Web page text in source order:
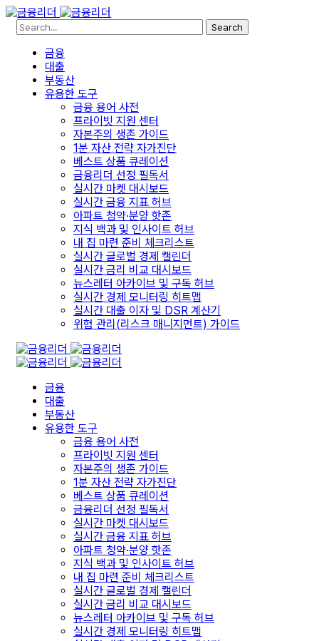
Search
금융
대출
부동산
유용한 도구
금융 용어 사전
프라이빗 지원 센터
자본주의 생존 가이드
1분 자산 전략 자가진단
베스트 상품 큐레이션
금융리더 선정 필독서
실시간 마켓 대시보드
실시간 금융 지표 허브
아파트 청약·분양 핫존
지식 백과 및 인사이트 허브
내 집 마련 준비 체크리스트
실시간 글로벌 경제 캘린더
실시간 금리 비교 대시보드
뉴스레터 아카이브 및 구독 허브
실시간 경제 모니터링 히트맵
실시간 대출 이자 및 DSR 계산기
위험 관리(리스크 매니지먼트) 가이드
금융
대출
부동산
유용한 도구
금융 용어 사전
프라이빗 지원 센터
자본주의 생존 가이드
1분 자산 전략 자가진단
베스트 상품 큐레이션
금융리더 선정 필독서
실시간 마켓 대시보드
실시간 금융 지표 허브
아파트 청약·분양 핫존
지식 백과 및 인사이트 허브
내 집 마련 준비 체크리스트
실시간 글로벌 경제 캘린더
실시간 금리 비교 대시보드
뉴스레터 아카이브 및 구독 허브
실시간 경제 모니터링 히트맵